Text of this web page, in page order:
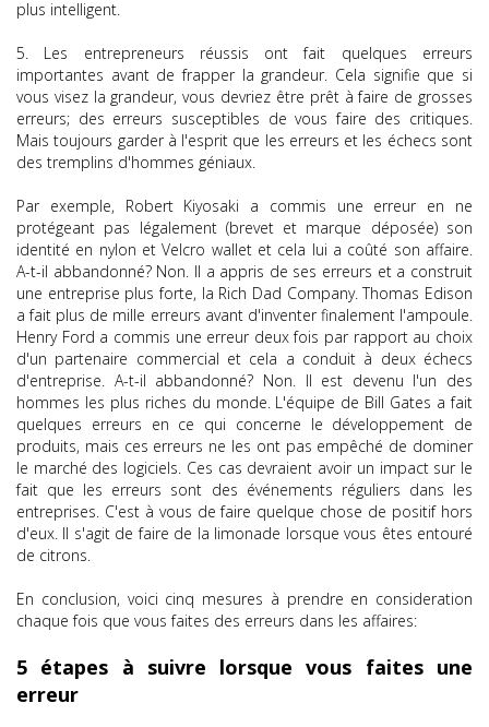
plus intelligent.
5. Les entrepreneurs réussis ont fait quelques erreurs
importantes avant de frapper la grandeur. Cela signifie que si
vous visez la grandeur, vous devriez être prêt à faire de grosses
erreurs; des erreurs susceptibles de vous faire des critiques.
Mais toujours garder à l'esprit que les erreurs et les échecs sont
des tremplins d'hommes géniaux.
Par exemple, Robert Kiyosaki a commis une erreur en ne
protégeant pas légalement (brevet et marque déposée) son
identité en nylon et Velcro wallet et cela lui a coûté son affaire.
A-t-il abbandonné? Non. Il a appris de ses erreurs et a construit
une entreprise plus forte, la Rich Dad Company. Thomas Edison
a fait plus de mille erreurs avant d'inventer finalement l'ampoule.
Henry Ford a commis une erreur deux fois par rapport au choix
d'un partenaire commercial et cela a conduit à deux échecs
d'entreprise. A-t-il abbandonné? Non. Il est devenu l'un des
hommes les plus riches du monde. L'équipe de Bill Gates a fait
quelques erreurs en ce qui concerne le développement de
produits, mais ces erreurs ne les ont pas empêché de dominer
le marché des logiciels. Ces cas devraient avoir un impact sur le
fait que les erreurs sont des événements réguliers dans les
entreprises. C'est à vous de faire quelque chose de positif hors
d'eux. Il s'agit de faire de la limonade lorsque vous êtes entouré
de citrons.
En conclusion, voici cinq mesures à prendre en consideration
chaque fois que vous faites des erreurs dans les affaires:
5 étapes à suivre lorsque vous faites une
erreur